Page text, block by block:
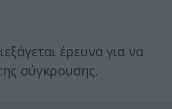
έρευνα για να
σύγκρουσης.